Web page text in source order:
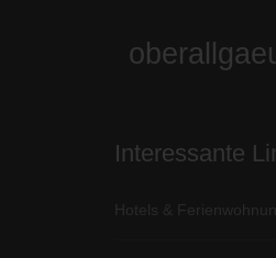
Interessante
Hotels &